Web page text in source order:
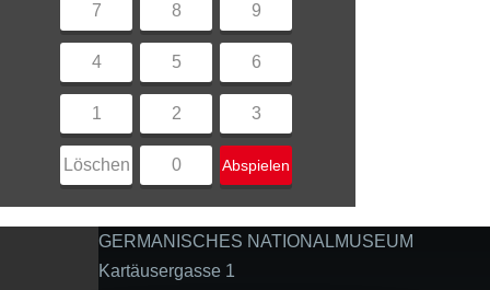
7 8 9
4 5 6
1 2 3
Löschen 0 Abspielen
GERMANISCHES NATIONALMUSEUM
Kartäusergasse 1